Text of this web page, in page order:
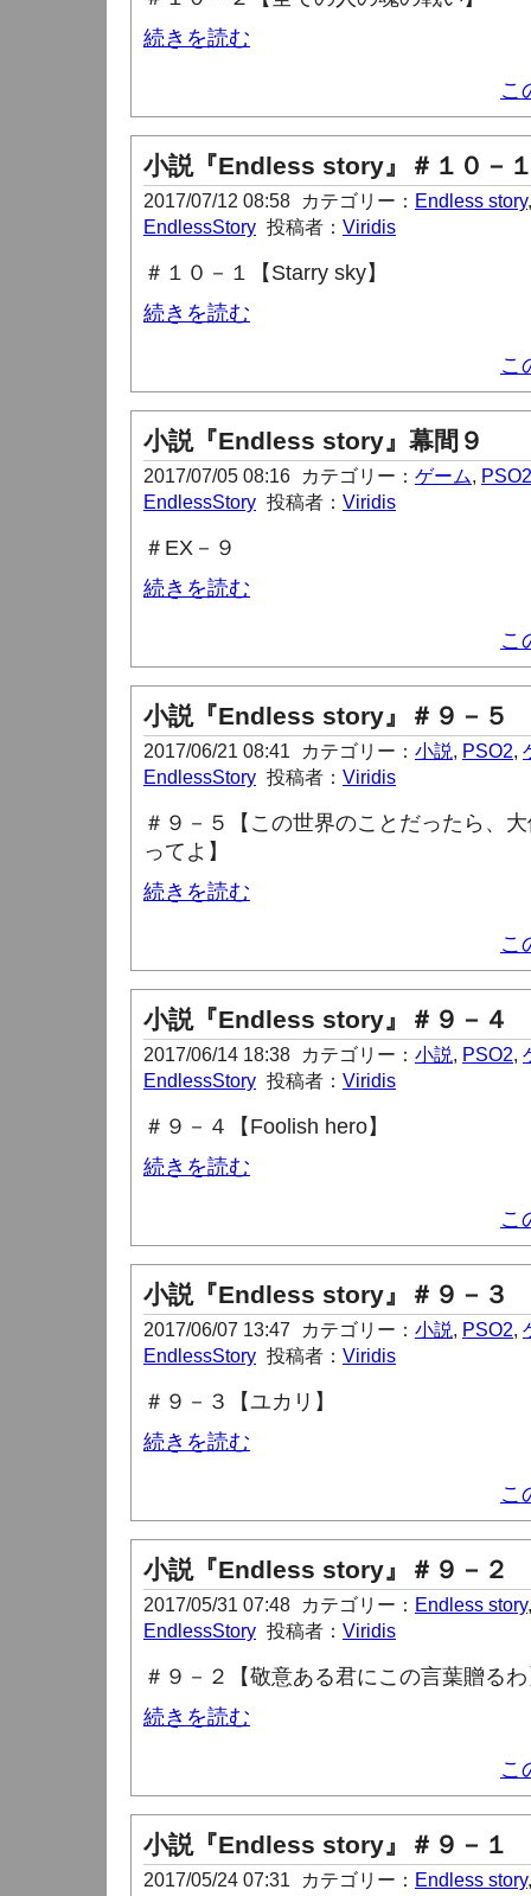
続きを読む
こ
小説『Endless story』＃１０－
2017/07/12 08:58 カテゴリー： Endless story
EndlessStory 投稿者： Viridis
＃１０－１【Starry sky】
続きを読む
こ
小説『Endless story』幕間９
2017/07/05 08:16 カテゴリー： ゲーム, PSO2
EndlessStory 投稿者： Viridis
＃ EX －９
続きを読む
こ
小説『Endless story』＃９－５
2017/06/21 08:41 カテゴリー： 小説, PSO2,
EndlessStory 投稿者： Viridis
＃９－５【この世界のことだったら、
ってよ】
続きを読む
こ
小説『Endless story』＃９－４
2017/06/14 18:38 カテゴリー： 小説, PSO2,
EndlessStory 投稿者： Viridis
＃９－４【Foolish hero】
続きを読む
こ
小説『Endless story』＃９－３
2017/06/07 13:47 カテゴリー： 小説, PSO2,
EndlessStory 投稿者： Viridis
＃９－３【ユカリ】
続きを読む
こ
小説『Endless story』＃９－２
2017/05/31 07:48 カテゴリー： Endless story
EndlessStory 投稿者： Viridis
＃９－２【敬意ある君にこの言葉贈る
続きを読む
こ
小説『Endless story』＃９－１
2017/05/24 07:31 カテゴリー： Endless story